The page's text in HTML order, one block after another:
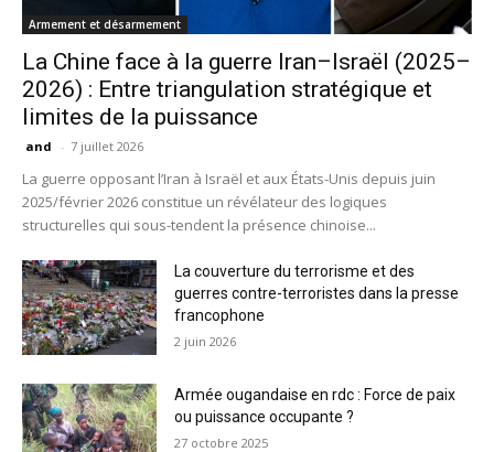
Armement et désarmement
La Chine face à la guerre Iran–Israël (2025–
2026) : Entre triangulation stratégique et
limites de la puissance
and - 7 juillet 2026
La guerre opposant l’Iran à Israël et aux États-Unis depuis juin
2025/février 2026 constitue un révélateur des logiques
structurelles qui sous-tendent la présence chinoise...
La couverture du terrorisme et des
guerres contre-terroristes dans la presse
francophone
2 juin 2026
Armée ougandaise en rdc : Force de paix
ou puissance occupante ?
27 octobre 2025